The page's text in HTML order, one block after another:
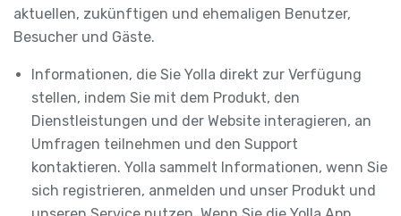
aktuellen, zukünftigen und ehemaligen Benutzer,
Besucher und Gäste.
Informationen, die Sie Yolla direkt zur Verfügung
stellen, indem Sie mit dem Produkt, den
Dienstleistungen und der Website interagieren, an
Umfragen teilnehmen und den Support
kontaktieren. Yolla sammelt Informationen, wenn Sie
sich registrieren, anmelden und unser Produkt und